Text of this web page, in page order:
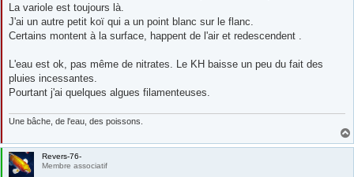
La variole est toujours là.
J'ai un autre petit koï qui a un point blanc sur le flanc.
Certains montent à la surface, happent de l'air et redescendent .
L'eau est ok, pas même de nitrates. Le KH baisse un peu du fait des
pluies incessantes.
Pourtant j'ai quelques algues filamenteuses.
Une bâche, de l'eau, des poissons.
Revers-76-
Membre associatif